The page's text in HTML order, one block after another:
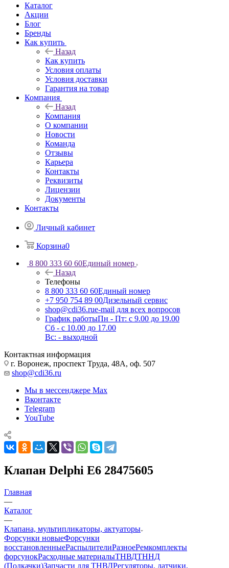
Каталог
Акции
Блог
Бренды
Как купить
Назад
Как купить
Условия оплаты
Условия доставки
Гарантия на товар
Компания
Назад
Компания
О компании
Новости
Команда
Отзывы
Карьера
Контакты
Реквизиты
Лицензии
Документы
Контакты
Личный кабинет
Корзина0
8 800 333 60 60Единый номер
Назад
Телефоны
8 800 333 60 60Единый номер
+7 950 754 89 00Дизельный сервис
shop@cdi36.rue-mail для всех вопросов
График работыПн - Пт: с 9.00 до 19.00
Сб - с 10.00 до 17.00
Вс: - выходной
Контактная информация
г. Воронеж, проспект Труда, 48А, оф. 507
shop@cdi36.ru
Мы в мессенджере Max
Вконтакте
Telegram
YouTube
Клапан Delphi E6 28475605
Главная
—
Каталог
—
Клапана, мультипликаторы, актуаторы
Форсунки новыеФорсунки
восстановленныеРаспылителиРазноеРемкомплекты
форсунокРасходные материалыТНВДТННД
(Подкачки)Запчасти для ТНВДРегуляторы, датчики,